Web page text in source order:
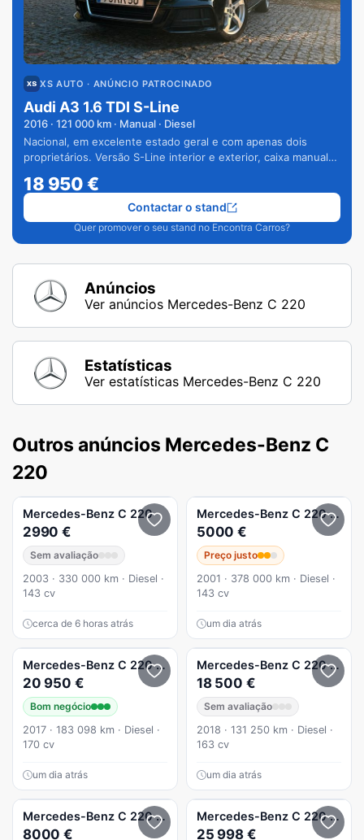
XS AUTO · ANÚNCIO PATROCINADO
Audi A3 1.6 TDI S-Line
2016 · 121 000 km · Manual · Diesel
Nacional, em excelente estado geral e com apenas dois
proprietários. Versão S-Line interior e exterior, caixa manual
18 950€
Quer promover o seu stand no Encontra Carros?
Contactar o stand
Anúncios
Ver anúncios Mercedes-Benz C 220
Estatísticas
Ver estatísticas Mercedes-Benz C 220
Outros anúncios Mercedes-Benz C
220
Mercedes-Benz C 220
2990 €
Sem avaliação
2003 · 330 000 km · Diesel ·
143 cv
cerca de 6 horas atrás
Mercedes-Benz C 220 CDi
5000 €
Preço justo
2001 · 378 000 km · Diesel ·
143 cv
um dia atrás
Mercedes-Benz C 220 d Aut.
20 950 €
Bom negócio
2017 · 183 098 km · Diesel ·
170 cv
um dia atrás
Mercedes-Benz C 220
18 500 €
Sem avaliação
2018 · 131 250 km · Diesel ·
163 cv
um dia atrás
Mercedes-Benz C 220 Station CDI DPF (BlueEFFICIENCY)
8000 €
Mercedes-Benz C 220 d
25 998 €